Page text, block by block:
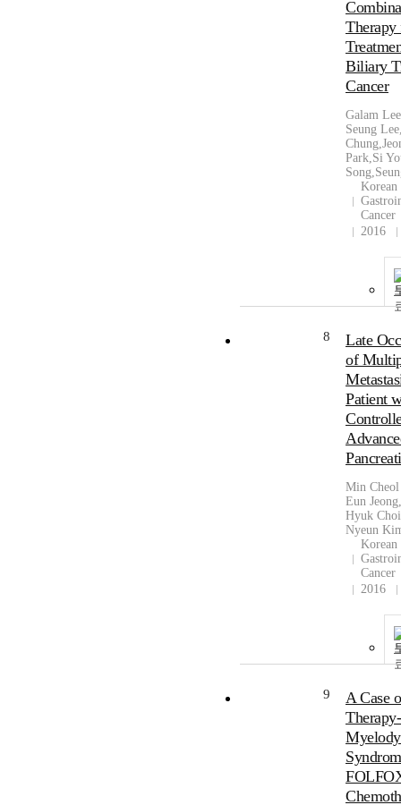
Therapy
Biliary
Cancer
Galam
Seung
Park,Si
Cancer
2016
8
Late
of
Patient
Min
Eun
Hyuk
Nyeun
Cancer
2016
9
A Case